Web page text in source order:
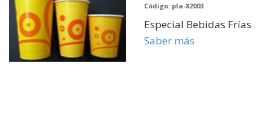
Código: pla-82003
Especial Bebidas Frías
Saber más